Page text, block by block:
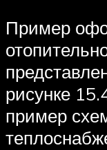
Пример
рисунке
пример